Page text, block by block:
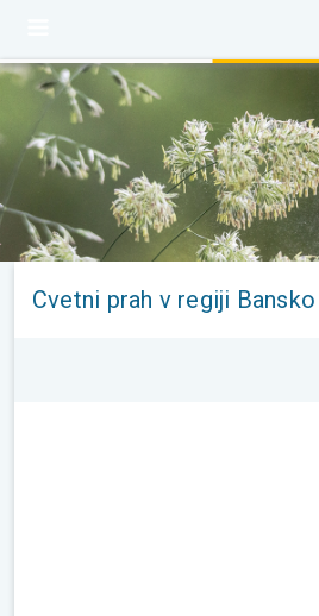
Cvetni prah v regiji Bansko